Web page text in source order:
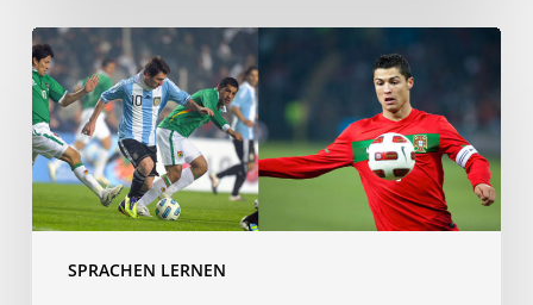
SPRACHEN LERNEN
Sind
Sie
der
bessere
Fussballer,
wenn
Sie